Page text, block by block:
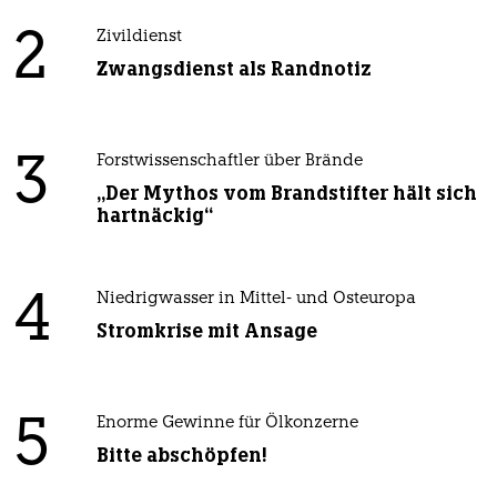
2 Zivildienst
Zwangsdienst als Randnotiz
3 Forstwissenschaftler über Brände
„Der Mythos vom Brandstifter hält sich
hartnäckig“
4 Niedrigwasser in Mittel- und Osteuropa
Stromkrise mit Ansage
5 Enorme Gewinne für Ölkonzerne
Bitte abschöpfen!